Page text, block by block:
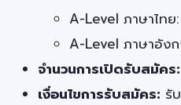
A-Level ภาษาไท
A-Level ภาษาอัง
จำนวนการเปิดรับสมัคร:
เงื่อนไขการรับสมัคร: รั